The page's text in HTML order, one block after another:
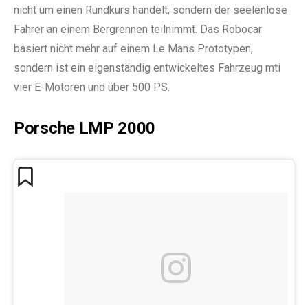
nicht um einen Rundkurs handelt, sondern der seelenlose
Fahrer an einem Bergrennen teilnimmt. Das Robocar
basiert nicht mehr auf einem Le Mans Prototypen,
sondern ist ein eigenständig entwickeltes Fahrzeug mti
vier E-Motoren und über 500 PS.
Porsche LMP 2000